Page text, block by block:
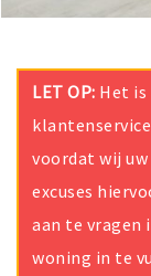
LET OP: Het is
voordat wij
excuses
aan te vragen
woning in te